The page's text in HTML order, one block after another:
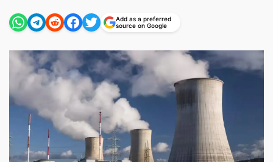
Add as a preferred
source on Google